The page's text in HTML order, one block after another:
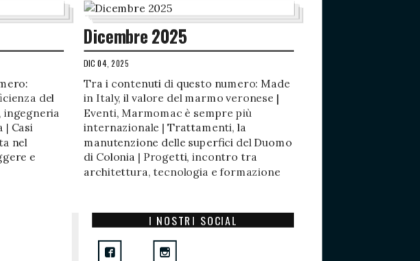
del
ingegneria
Casi
nel
e
Dicembre 2025
DIC 04, 2025
Tra i contenuti di questo numero: Made
in Italy, il valore del marmo veronese |
Eventi, Marmomac è sempre più
internazionale | Trattamenti, la
manutenzione delle superfici del Duomo
di Colonia | Progetti, incontro tra
architettura, tecnologia e formazione
I NOSTRI SOCIAL